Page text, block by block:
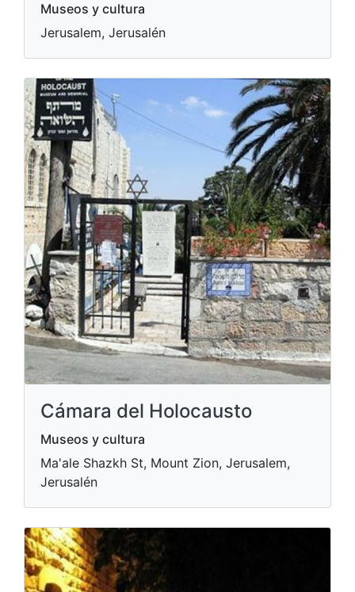
Museos y cultura
Jerusalem, Jerusalén
Cámara del Holocausto
Museos y cultura
Ma'ale Shazkh St, Mount Zion, Jerusalem,
Jerusalén